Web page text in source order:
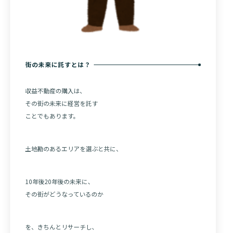
街の未来に託すとは？
収益不動産の購入は、
その街の未来に経営を託す
ことでもあります。
土地勘のあるエリアを選ぶと共に、
10年後20年後の未来に、
その街がどうなっているのか
を、きちんとリサーチし、